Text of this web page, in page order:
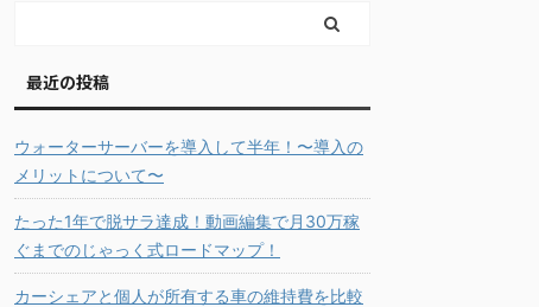
最近の投稿
ウォーターサーバーを導入して半年！〜導入の
メリットについて〜
たった1年で脱サラ達成！動画編集で月30万稼
ぐまでのじゃっく式ロードマップ！
カーシェアと個人が所有する車の維持費を比較